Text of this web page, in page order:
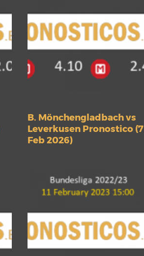
B. Mönchengladbach vs
Leverkusen Pronostico (7
Feb 2026)